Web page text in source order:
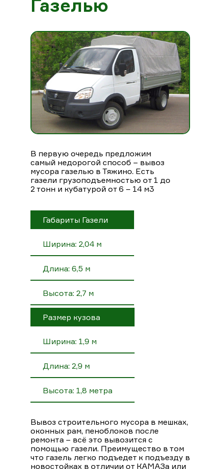
Газелью
В первую очередь предложим
самый недорогой способ – вывоз
мусора газелью в Тяжино. Есть
газели грузоподъемностью от 1 до
2 тонн и кубатурой от 6 – 14 м3
Габариты Газели
Ширина: 2,04 м
Длина: 6,5 м
Высота: 2,7 м
Размер кузова
Ширина: 1,9 м
Длина: 2,9 м
Высота: 1,8 метра
Вывоз строительного мусора в мешках,
оконных рам, пеноблоков после
ремонта – всё это вывозится с
помощью газели. Преимущество в том
что газель легко подъедет к подъезду в
новостойках в отличии от КАМАЗа или